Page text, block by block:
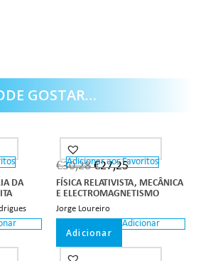
GOSTAR…
DA
Adicionar aos Favoritos
€30,28 €27,25
FÍSICA RELATIVISTA, MECÂNICA
E ELECTROMAGNETISMO
Jorge Loureiro
Adicionar
Adicionar